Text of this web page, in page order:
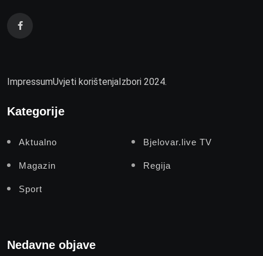
ImpressumUvjeti korištenjaIzbori 2024.
Kategorije
Aktualno Bjelovar.live TV
Magazin Regija
Sport
Nedavne objave